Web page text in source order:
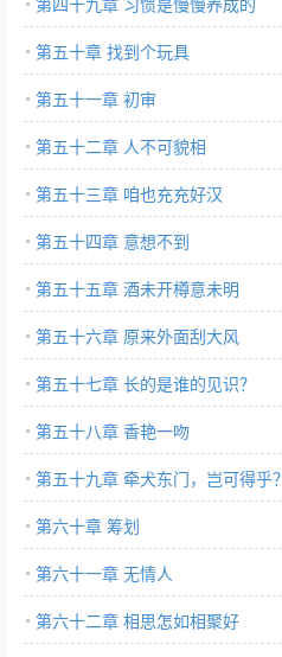
第五十章 找到个玩具
第五十一章 初审
第五十二章 人不可貌相
第五十三章 咱也充充好汉
第五十四章 意想不到
第五十五章 酒未开樽意未明
第五十六章 原来外面刮大风
第五十七章 长的是谁的见识？
第五十八章 香艳一吻
第五十九章 牵犬东门，岂可得乎？
第六十章 筹划
第六十一章 无情人
第六十二章 相思怎如相聚好